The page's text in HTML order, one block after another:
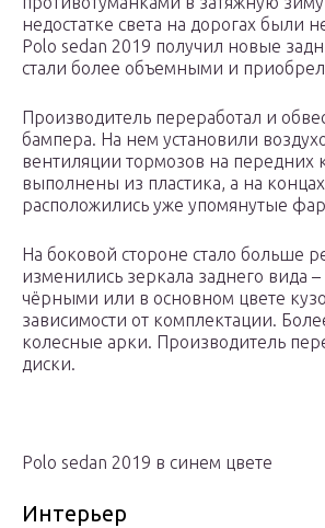
недостатке света на дорогах были
Polo sedan 2019 получил новые
стали более объемными и
Производитель переработал и
бампера. На нем установили
вентиляции тормозов на передних
выполнены из пластика, а на
расположились уже упомянутые
На боковой стороне стало больше
изменились зеркала заднего вида
чёрными или в основном цвете
зависимости от комплектации.
колесные арки. Производитель
диски.
Polo sedan 2019 в синем цвете
Интерьер